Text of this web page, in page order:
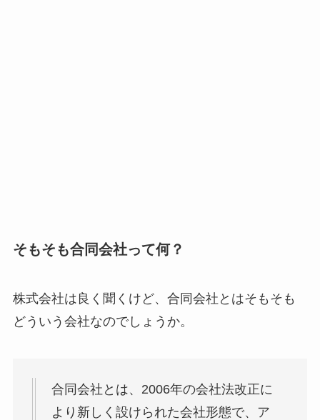
そもそも合同会社って何？
株式会社は良く聞くけど、合同会社とはそもそも
どういう会社なのでしょうか。
合同会社とは、2006年の会社法改正に
より新しく設けられた会社形態で、ア